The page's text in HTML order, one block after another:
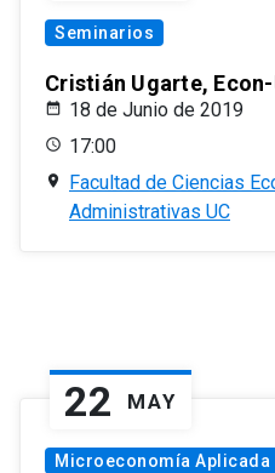
Seminarios
Cristián Ugarte,
18 de Junio de 2019
17:00
Facultad de Ciencias
Administrativas UC
22 MAY
Microeconomía Aplicada